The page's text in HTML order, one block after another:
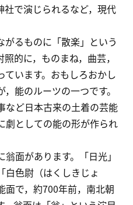
社で演じられるなど，現代
るものに「散楽」という
的に，ものまね，曲芸，
います。おもしろおかし
能のルーツの一つです。
など日本古来の土着の芸能
劇としての能の形が作られ
面があります。「日光」
白色尉（はくしきじょ
面で，約700年前，南北朝